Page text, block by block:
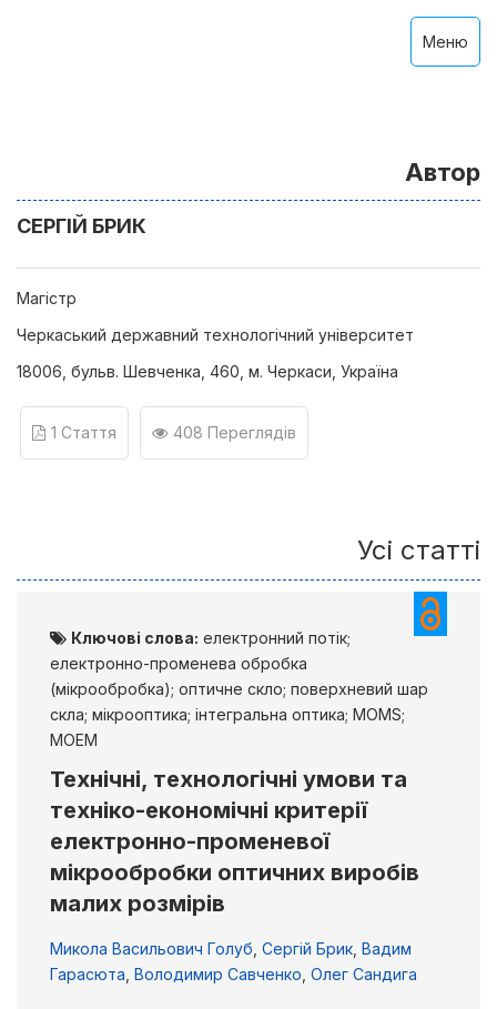
Меню
Автор
СЕРГІЙ БРИК
Магістр
Черкаський державний технологічний університет
18006, бульв. Шевченка, 460, м. Черкаси, Україна
1 Стаття 408 Переглядів
Усі статті
Ключові слова: електронний потік;
електронно-променева обробка
(мікрообробка); оптичне скло; поверхневий шар
скла; мікрооптика; інтегральна оптика; МОМS;
MОEM
Технічні, технологічні умови та
техніко-економічні критерії
електронно-променевої
мікрообробки оптичних виробів
малих розмірів
Микола Васильович Голуб Сергій Брик Вадим
Гарасюта Володимир Савченко Олег Сандига